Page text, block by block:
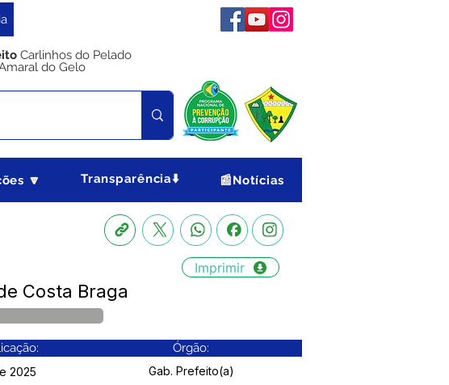
Carlinhos do Pelado
do Gelo
🔽 Transparência⬇️ 📰Notícias
Imprimir
Costa Braga
Órgão:
2025 Gab. Prefeito(a)